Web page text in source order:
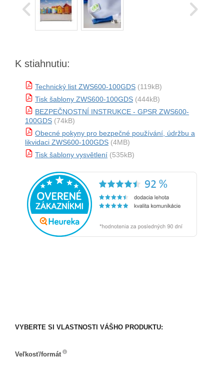
K stiahnutiu:
Technický list ZWS600-100GDS (119kB)
Tisk šablony ZWS600-100GDS (444kB)
BEZPEČNOSTNÍ INSTRUKCE - GPSR ZWS600-
100GDS (74kB)
Obecné pokyny pro bezpečné používání, údržbu a
likvidaci ZWS600-100GDS (4MB)
Tisk šablony vysvětlení (535kB)
VYBERTE SI VLASTNOSTI VÁŠHO PRODUKTU:
Veľkosť/formát